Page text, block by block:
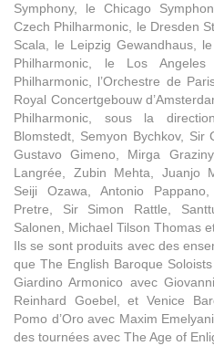
Symphony, le Chicago
Czech Philharmonic, le Dresden
Scala, le Leipzig Gewandhaus,
Philharmonic, le Los
Philharmonic, l’Orchestre de
Royal Concertgebouw
Philharmonic, sous la
Blomstedt, Semyon Bychkov, Sir
Gustavo Gimeno, Mirga
Langrée, Zubin Mehta, Juanjo
Seiji Ozawa, Antonio
Pretre, Sir Simon Rattle,
Salonen, Michael Tilson Thomas
Ils se sont produits avec des
que The English Baroque
Giardino Armonico avec
Reinhard Goebel, et Venice
Pomo d’Oro avec Maxim
des tournées avec The Age of